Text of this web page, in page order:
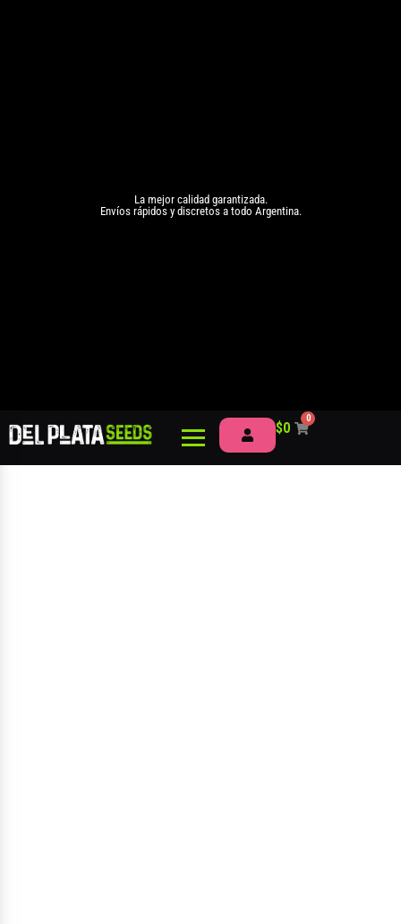
La mejor calidad garantizada.
Envíos rápidos y discretos a todo Argentina.
$0
0